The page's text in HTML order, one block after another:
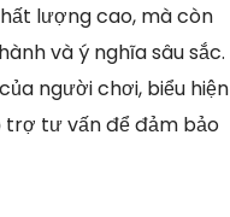
lượng cao, mà còn
và ý nghĩa sâu sắc.
người chơi, biểu hiện
trợ tư vấn để đảm bảo